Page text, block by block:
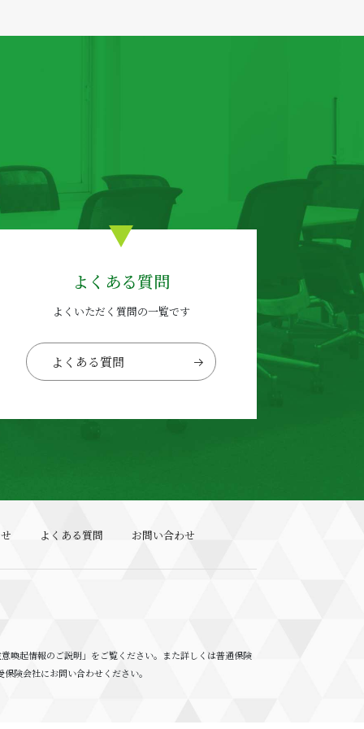
よくある質問
よくいただく質問の一覧です
よくある質問
よくある質問 お問い合わせ
喚起情報のご説明」をご覧ください。また詳しくは普通保険
険会社にお問い合わせください。